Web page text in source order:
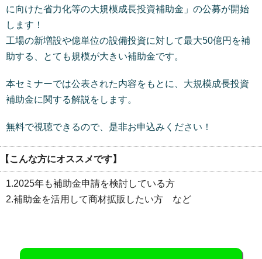
に向けた省力化等の大規模成長投資補助金」の公募が開始
します！
工場の新増設や億単位の設備投資に対して最大50億円を補
助する、とても規模が大きい補助金です。
本セミナーでは公表された内容をもとに、大規模成長投資
補助金に関する解説をします。
無料で視聴できるので、是非お申込みください！
【こんな方にオススメです】
1.2025年も補助金申請を検討している方
2.補助金を活用して商材拡販したい方 など